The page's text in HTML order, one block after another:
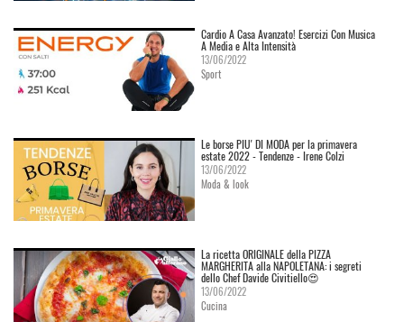
Cardio A Casa Avanzato! Esercizi Con Musica
A Media e Alta Intensità
13/06/2022
Sport
Le borse PIU' DI MODA per la primavera
estate 2022 - Tendenze - Irene Colzi
13/06/2022
Moda & look
La ricetta ORIGINALE della PIZZA
MARGHERITA alla NAPOLETANA: i segreti
dello Chef Davide Civitiello😍
13/06/2022
Cucina